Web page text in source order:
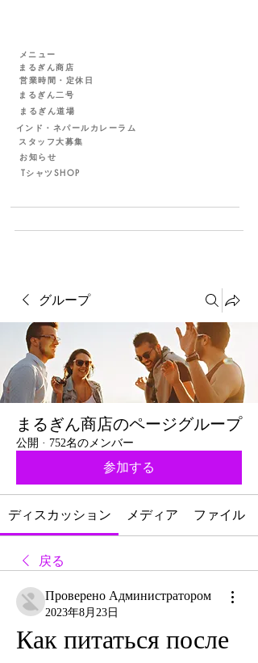
メニュー
まるぎん商店
営業時間・定休日
まるぎん二号
まるぎん道場
インド・ネパールカレーラム
スタッフ大募集
お知らせ
TシャツSHOP
グループ
まるぎん商店のページグループ
公開 · 752名のメンバー
参加する
ディスカッション メディア ファイル
戻る
Проверено Администратором
2023年8月23日
Как питаться после